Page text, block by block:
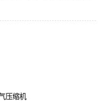
压缩机